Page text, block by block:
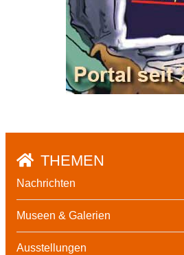
THEMEN
Nachrichten
Museen & Galerien
Ausstellungen